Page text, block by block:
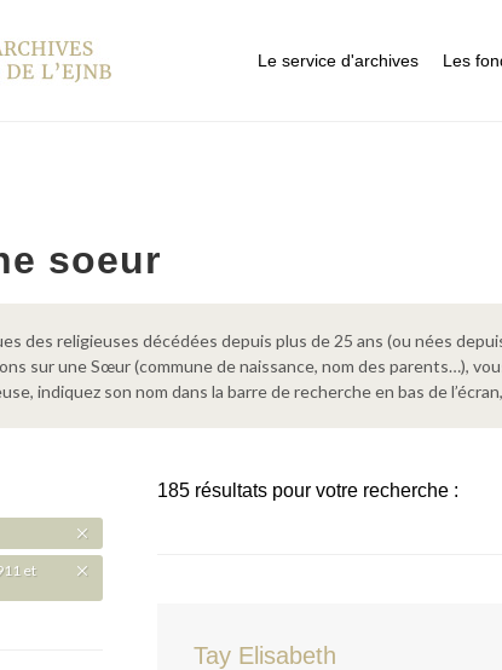
Le service d'archives Les
soeur
des religieuses décédées depuis plus de 25 ans (ou nées
sur une Sœur (commune de naissance, nom des parents…),
indiquez son nom dans la barre de recherche en bas de
185 résultats pour votre recherche :
Tay Elisabeth
et